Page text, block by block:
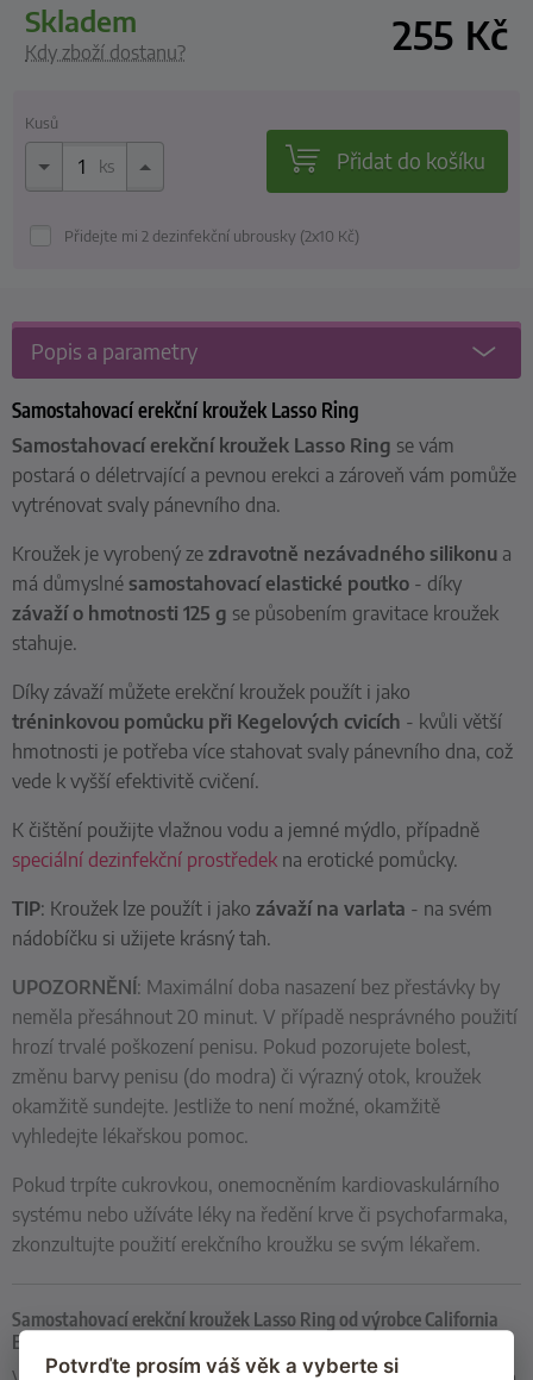
skladem
Kdy zboží dostanu? 255 Kč
Kusů
ks Přidat do košíku
Přidejte mi 2 dezinfekční ubrousky (2x10 Kč)
Popis a parametry
Samostahovací erekční kroužek Lasso Ring
Samostahovací erekční kroužek Lasso Ring se vám
postará o déletrvající a pevnou erekci a zároveň vám pomůže
vytrénovat svaly pánevního dna.
Kroužek je vyrobený ze zdravotně nezávadného silikonu a
má důmyslné samostahovací elastické poutko - díky
závaží o hmotnosti 125 g se působením gravitace kroužek
stahuje.
Díky závaží můžete erekční kroužek použít i jako
tréninkovou pomůcku při Kegelových cvicích - kvůli větší
hmotnosti je potřeba více stahovat svaly pánevního dna, což
vede k vyšší efektivitě cvičení.
K čištění použijte vlažnou vodu a jemné mýdlo, případně
speciální dezinfekční prostředek na erotické pomůcky.
TIP: Kroužek lze použít i jako závaží na varlata - na svém
nádobíčku si užijete krásný tah.
UPOZORNĚNÍ: Maximální doba nasazení bez přestávky by
neměla přesáhnout 20 minut. V případě nesprávného použití
hrozí trvalé poškození penisu. Pokud pozorujete bolest,
změnu barvy penisu (do modra) či výrazný otok, kroužek
okamžitě sundejte. Jestliže to není možné, okamžitě
vyhledejte lékařskou pomoc.
Pokud trpíte cukrovkou, onemocněním kardiovaskulárního
systému nebo užíváte léky na ředění krve či psychofarmaka,
zkonzultujte použití erekčního kroužku se svým lékařem.
Samostahovací erekční kroužek Lasso Ring od výrobce California
Exotic Novelties
Potvrďte prosím váš věk a vyberte si